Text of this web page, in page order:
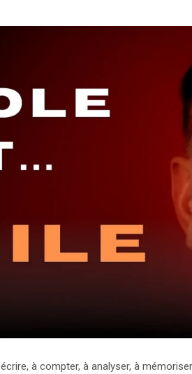
à compter, à analyser, à